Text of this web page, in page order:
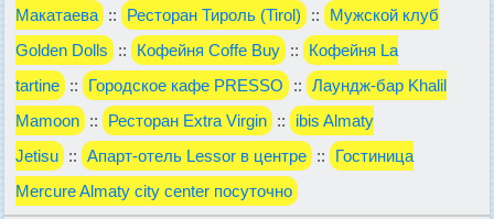
Макатаева :: Ресторан Тироль (Tirol) ::
Мужской клуб
Golden Dolls
:: Кофейня Coffe Buy ::
Кофейня La
tartine :: Городское кафе PRESSO :: Лаундж-бар Khalil
Mamoon :: Ресторан Extra Virgin ::
ibis Almaty
Jetisu :: Апарт-отель Lessor в центре ::
Гостиница
Mercure Almaty city center посуточно